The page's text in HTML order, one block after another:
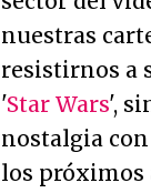
nuestras
resistirnos a
'Star Wars',
nostalgia
los próximos